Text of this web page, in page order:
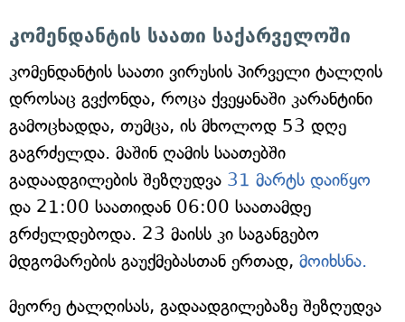
კომენდანტის საათი საქარველოში
კომენდანტის საათი ვირუსის პირველი ტალღის
დროსაც გვქონდა, როცა ქვეყანაში კარანტინი
გამოცხადდა, თუმცა, ის მხოლოდ 53 დღე
გაგრძელდა. მაშინ ღამის საათებში
გადაადგილების შეზღუდვა 31 მარტს დაიწყო
და 21:00 საათიდან 06:00 საათამდე
გრძელდებოდა. 23 მაისს კი საგანგებო
მდგომარების გაუქმებასთან ერთად, მოიხსნა.
მეორე ტალღისას, გადაადგილებაზე შეზღუდვა